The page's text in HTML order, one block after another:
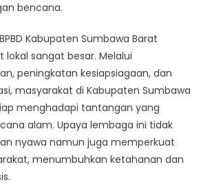
bencana.
Kabupaten Sumbawa Barat
sangat besar. Melalui
peningkatan kesiapsiagaan, dan
masyarakat di Kabupaten Sumbawa
menghadapi tantangan yang
alam. Upaya lembaga ini tidak
nyawa namun juga memperkuat
menumbuhkan ketahanan dan